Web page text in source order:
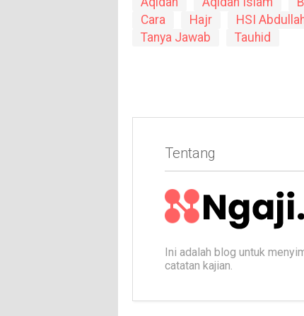
Cara
Hajr HSI
Tanya Jawab
Tauhid
Tentang
Ini adalah blog untuk
catatan kajian.